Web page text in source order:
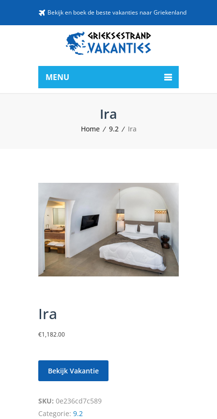
Bekijk en boek de beste vakanties naar Griekenland
MENU
Ira
Home 9.2 Ira
Ira
€1,182.00
Bekijk Vakantie
SKU: 0e236cd7c589
Categorie: 9.2